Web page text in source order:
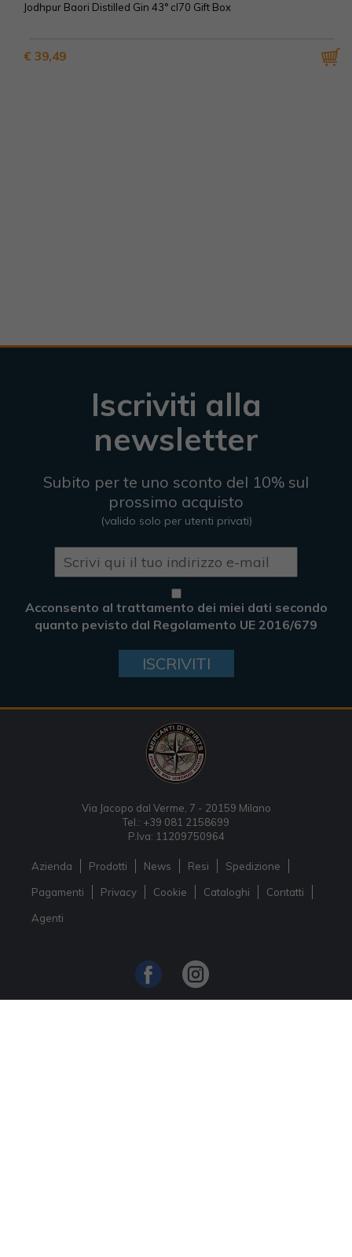
Jodhpur Baori Distilled Gin 43° cl70 Gift Box
€ 39,49
Iscriviti alla
newsletter
Subito per te uno sconto del 10% sul
prossimo acquisto
(valido solo per utenti privati)
Acconsento al trattamento dei miei dati secondo
quanto pevisto dal Regolamento UE 2016/679
ISCRIVITI
Via Jacopo dal Verme, 7 - 20159 Milano
Tel.: +39 081 2158699
P.Iva: 11209750964
Azienda Prodotti News Resi Spedizione
Pagamenti Privacy Cookie Cataloghi Contatti
Agenti